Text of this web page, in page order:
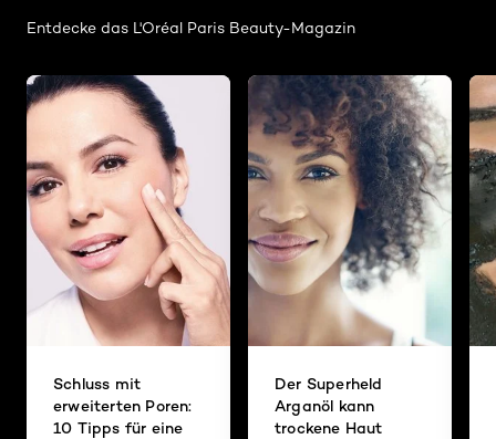
Entdecke das L'Oréal Paris Beauty-Magazin
Schluss mit
erweiterten Poren:
10 Tipps für eine
Der Superheld
Arganöl kann
trockene Haut